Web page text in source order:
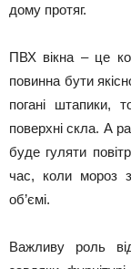
дому протяг.
ПВХ вікна – це
повинна бути
погані штапики,
поверхні скла. А
буде гуляти
час, коли мороз
об’ємі.
Важливу роль